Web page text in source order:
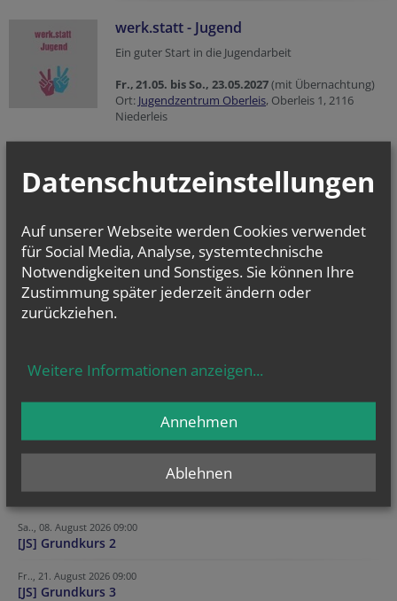
werk.statt - Jugend
Ein guter Start in die Jugendarbeit
Fr.,21.05. bis So., 23.05.2027(mit Übernachtung)
Ort: Jugendzentrum Oberleis, Oberleis 1, 2116
Niederleis
werk.statt Ministrieren
Pastoral
Sa., 03. bis So., 04.10.2026(mit Übernachtung)
Jugendzentrum Oberleis, Oberleis 1, 2116 Oberleis
Details und Anmeldung
werk.statt ministrieren II -
Ministrant:innen, die sich Vertiefung des Gelernten
Ort:Jugendzentrum Oberleis
Details und Anmeldung
KALENDER
Sa.., 08. August 2026 09:00
[JS] Grundkurs 2
Fr.., 21. August 2026 09:00
[JS] Grundkurs 3
Datenschutzeinstellungen
Auf unserer Webseite werden Cookies verwendet
für Social Media, Analyse, systemtechnische
Notwendigkeiten und Sonstiges. Sie können Ihre
Zustimmung später jederzeit ändern oder
zurückziehen.
Weitere Informationen anzeigen...
Ablehnen
Annehmen